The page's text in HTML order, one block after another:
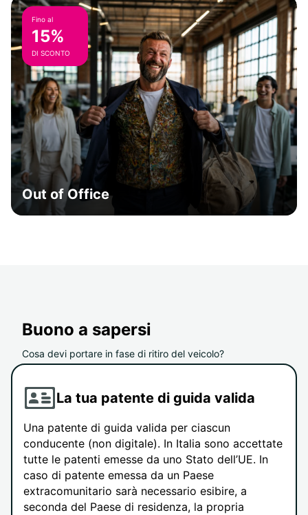
Fino al
15%
DI SCONTO
Out of Office
Buono a sapersi
Cosa devi portare in fase di ritiro del veicolo?
La tua patente di guida valida
Una patente di guida valida per ciascun
conducente (non digitale). In Italia sono accettate
tutte le patenti emesse da uno Stato dell’UE. In
caso di patente emessa da un Paese
extracomunitario sarà necessario esibire, a
seconda del Paese di residenza, la propria